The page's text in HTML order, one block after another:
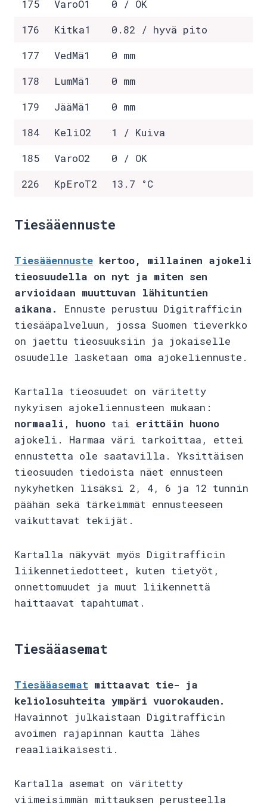
175 VaroO1
0 / OK
176
Kitka1
0.82 / hyvä pito
177
VedMä1
0 mm
178
LumMä1
0 mm
179
JääMä1
0 mm
184
KeliO2
1 / Kuiva
185
VaroO2
0 / OK
226
KpEroT2 13.7 °C
Tiesääennuste
Tiesääennuste kertoo, millainen ajokeli
tieosuudella on nyt ja miten sen
arvioidaan muuttuvan lähituntien
aikana.
Ennuste perustuu Digitrafficin
tiesääpalveluun, jossa Suomen tieverkko
on jaettu tieosuuksiin ja jokaiselle
osuudelle lasketaan oma ajokeliennuste.
Kartalla tieosuudet on väritetty
nykyisen ajokeliennusteen mukaan:
normaali , huono tai erittäin huono
ajokeli. Harmaa väri tarkoittaa, ettei
ennustetta ole saatavilla. Yksittäisen
tieosuuden tiedoista näet ennusteen
nykyhetken lisäksi 2, 4, 6 ja 12 tunnin
päähän sekä tärkeimmät ennusteeseen
vaikuttavat tekijät.
Kartalla näkyvät myös Digitrafficin
liikennetiedotteet, kuten tietyöt,
onnettomuudet ja muut liikennettä
haittaavat tapahtumat.
Tiesääasemat
Tiesääasemat mittaavat tie- ja
keliolosuhteita ympäri vuorokauden.
Havainnot julkaistaan Digitrafficin
avoimen rajapinnan kautta lähes
reaaliaikaisesti.
Kartalla asemat on väritetty
viimeisimmän mittauksen perusteella